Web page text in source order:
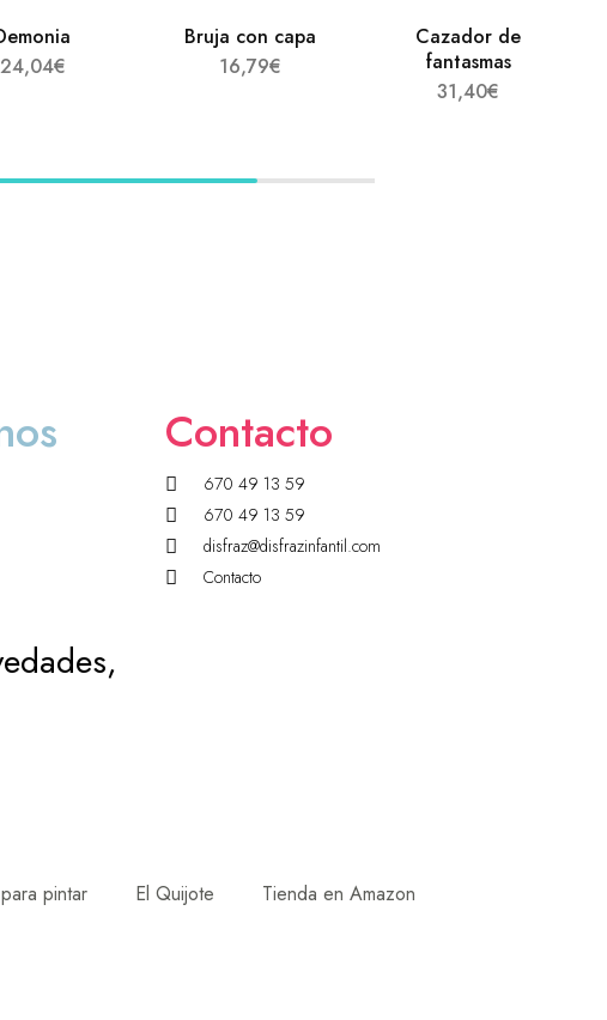
24,04€
Bruja con capa
16,79€
Cazador de
fantasmas
31,40€
Contacto
670 49 13 59
670 49 13 59
disfraz@disfrazinfantil.com
Contacto
pintar El Quijote Tienda en Amazon